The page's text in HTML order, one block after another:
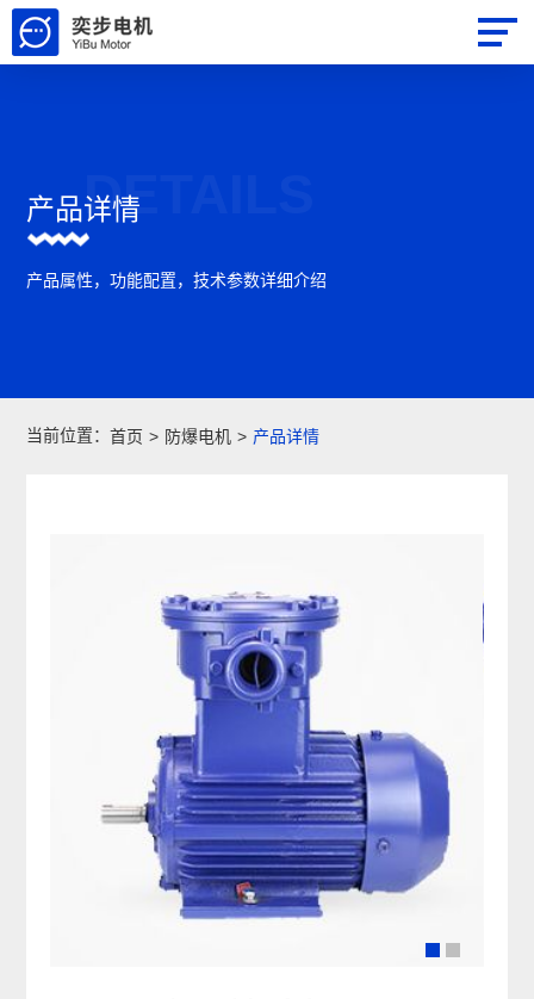
产品详情DETAILS
产品属性，功能配置，技术参数详细介绍
当前位置：首页 > 防爆电机 > 产品详情